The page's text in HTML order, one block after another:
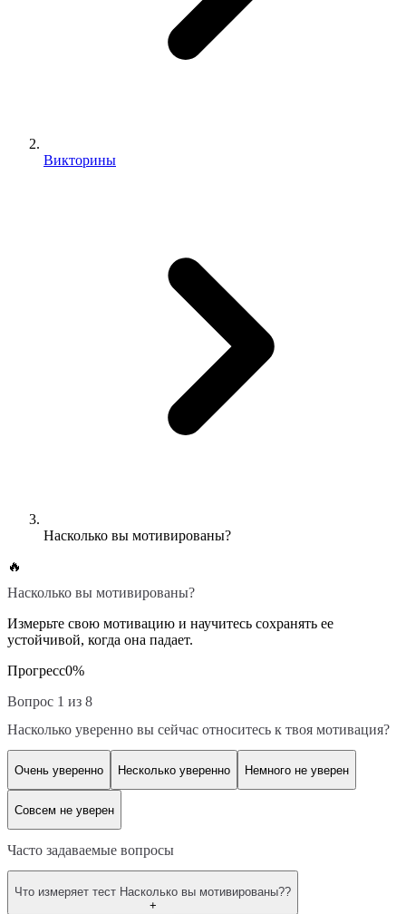
Викторины
Насколько вы мотивированы?
🔥
Насколько вы мотивированы?
Измерьте свою мотивацию и научитесь сохранять ее
устойчивой, когда она падает.
Прогресс0%
Вопрос 1 из 8
Насколько уверенно вы сейчас относитесь к твоя мотивация?
Очень уверенно Несколько уверенно Немного не уверен
Совсем не уверен
Часто задаваемые вопросы
Что измеряет тест Насколько вы мотивированы??
+